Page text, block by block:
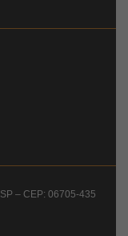
– CEP: 06705-435